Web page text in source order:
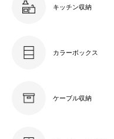
キッチン収納
カラーボックス
ケーブル収納